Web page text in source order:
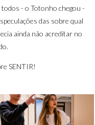
- o Totonho chegou -
das sobre qual
ainda não acreditar no
SENTIR!